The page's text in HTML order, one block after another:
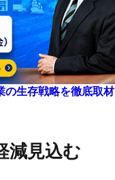
の生存戦略を徹底取材
減見込む